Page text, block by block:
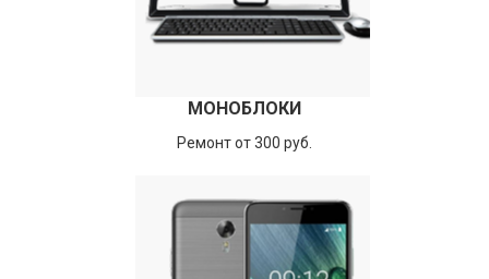
МОНОБЛОКИ
Ремонт от 300 руб.